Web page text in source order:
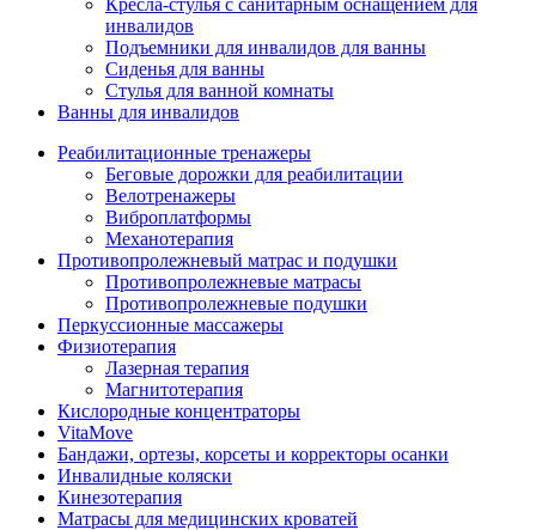
Кресла-стулья с санитарным оснащением для
инвалидов
Подъемники для инвалидов для ванны
Сиденья для ванны
Стулья для ванной комнаты
Ванны для инвалидов
Реабилитационные тренажеры
Беговые дорожки для реабилитации
Велотренажеры
Виброплатформы
Механотерапия
Противопролежневый матрас и подушки
Противопролежневые матрасы
Противопролежневые подушки
Перкуссионные массажеры
Физиотерапия
Лазерная терапия
Магнитотерапия
Кислородные концентраторы
VitaMove
Бандажи, ортезы, корсеты и корректоры осанки
Инвалидные коляски
Кинезотерапия
Матрасы для медицинских кроватей